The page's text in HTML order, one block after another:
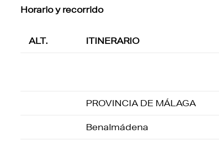
Horario y recorrido
ALT. ITINERARIO
PROVINCIA DE MÁLAGA
Benalmádena